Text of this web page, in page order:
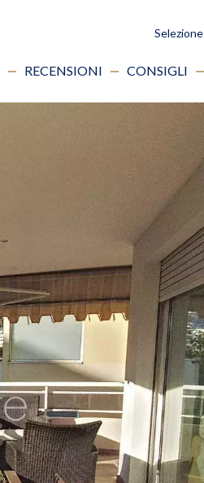
Selezione
RECENSIONI CONSIGLI